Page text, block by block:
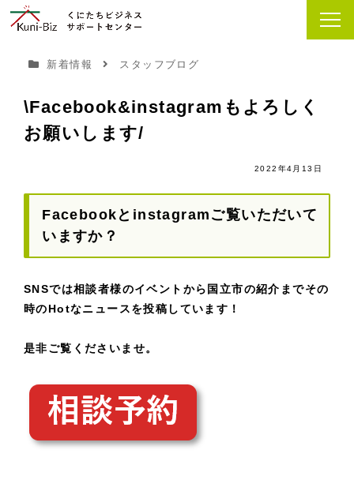
新着情報 スタッフブログ
\Facebook&instagramもよろしく
お願いします/
2022年4月13日
Facebookとinstagramご覧いただいて
いますか？
SNSでは相談者様のイベントから国立市の紹介までその
時のHotなニュースを投稿しています！
是非ご覧くださいませ。